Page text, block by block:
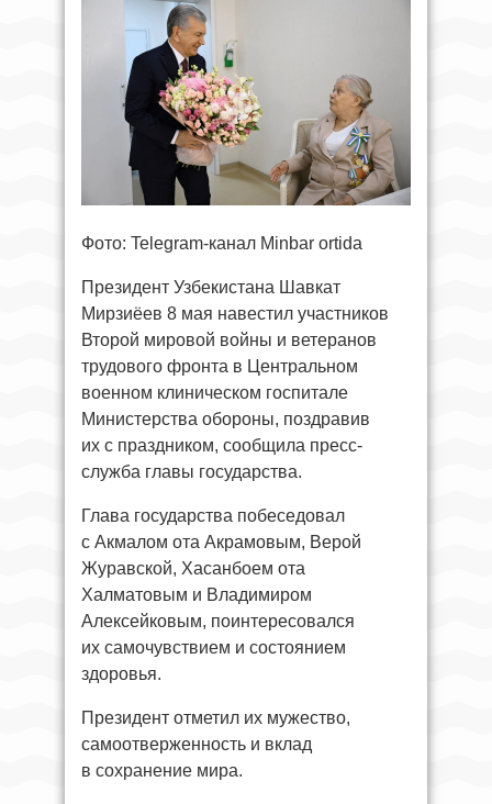
Фото: Telegram-канал Minbar ortida
Президент Узбекистана Шавкат
Мирзиёев 8 мая навестил участников
Второй мировой войны и ветеранов
трудового фронта в Центральном
военном клиническом госпитале
Министерства обороны, поздравив
их с праздником, сообщила пресс-
служба главы государства.
Глава государства побеседовал
с Акмалом ота Акрамовым, Верой
Журавской, Хасанбоем ота
Халматовым и Владимиром
Алексейковым, поинтересовался
их самочувствием и состоянием
здоровья.
Президент отметил их мужество,
самоотверженность и вклад
в сохранение мира.